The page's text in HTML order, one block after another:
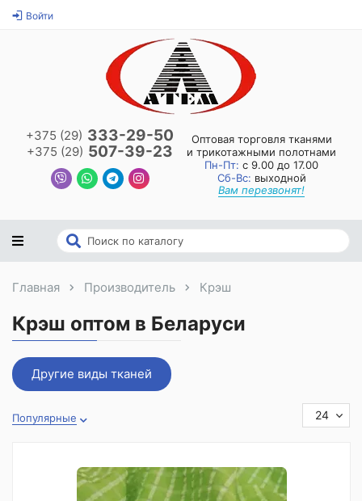
Войти
+375 (29) 333-29-50
+375 (29) 507-39-23
Оптовая торговля тканями
и трикотажными полотнами
Пн-Пт: с 9.00 до 17.00
Сб-Вс: выходной
Вам перезвонят!
Главная Производитель Крэш
Крэш оптом в Беларуси
Другие виды тканей
Популярные 24